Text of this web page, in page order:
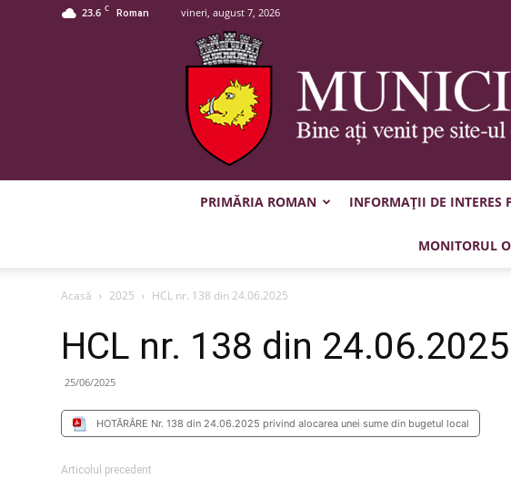
23.6 C Roman vineri, august 7, 2026
PRIMĂRIA ROMAN INFORMAȚII DE INTERES
MONITORUL
Acasă 2025 HCL nr. 138 din 24.06.2025
HCL nr. 138 din 24.06.2025
25/06/2025
HOTĂRÂRE Nr. 138 din 24.06.2025 privind alocarea unei sume din bugetul local
Articolul precedent